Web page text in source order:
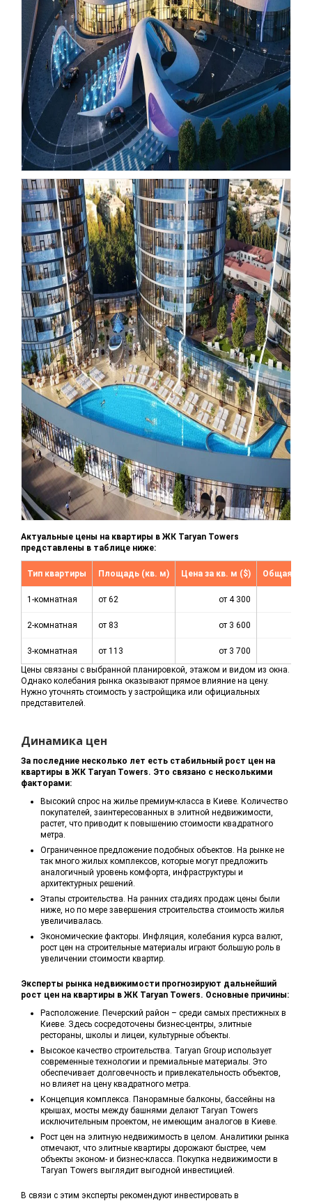
Актуальные цены на квартиры в ЖК Taryan Towers
представлены в таблице ниже:
Тип квартиры Площадь (кв. м) Цена за кв. м ($) Общая
1-комнатная от 62 от 4 300
2-комнатная от 83 от 3 600
3-комнатная от 113
от 3 700
Цены связаны с выбранной планировкой, этажом и видом из окна.
Однако колебания рынка оказывают прямое влияние на цену.
Нужно уточнять стоимость у застройщика или официальных
представителей.
Динамика цен
За последние несколько лет есть стабильный рост цен на
квартиры в ЖК Taryan Towers. Это связано с несколькими
факторами:
Высокий спрос на жилье премиум-класса в Киеве. Количество
покупателей, заинтересованных в элитной недвижимости,
растет, что приводит к повышению стоимости квадратного
метра.
Ограниченное предложение подобных объектов. На рынке не
так много жилых комплексов, которые могут предложить
аналогичный уровень комфорта, инфраструктуры и
архитектурных решений.
Этапы строительства. На ранних стадиях продаж цены были
ниже, но по мере завершения строительства стоимость жилья
увеличивалась.
Экономические факторы. Инфляция, колебания курса валют,
рост цен на строительные материалы играют большую роль в
увеличении стоимости квартир.
Эксперты рынка недвижимости прогнозируют дальнейший
рост цен на квартиры в ЖК Taryan Towers. Основные причины:
Расположение. Печерский район – среди самых престижных в
Киеве. Здесь сосредоточены бизнес-центры, элитные
рестораны, школы и лицеи, культурные объекты.
Высокое качество строительства. Taryan Group использует
современные технологии и премиальные материалы. Это
обеспечивает долговечность и привлекательность объектов,
но влияет на цену квадратного метра.
Концепция комплекса. Панорамные балконы, бассейны на
крышах, мосты между башнями делают Taryan Towers
исключительным проектом, не имеющим аналогов в Киеве.
Рост цен на элитную недвижимость в целом. Аналитики рынка
отмечают, что элитные квартиры дорожают быстрее, чем
объекты эконом- и бизнес-класса. Покупка недвижимости в
Taryan Towers выглядит выгодной инвестицией.
В связи с этим эксперты рекомендуют инвестировать в